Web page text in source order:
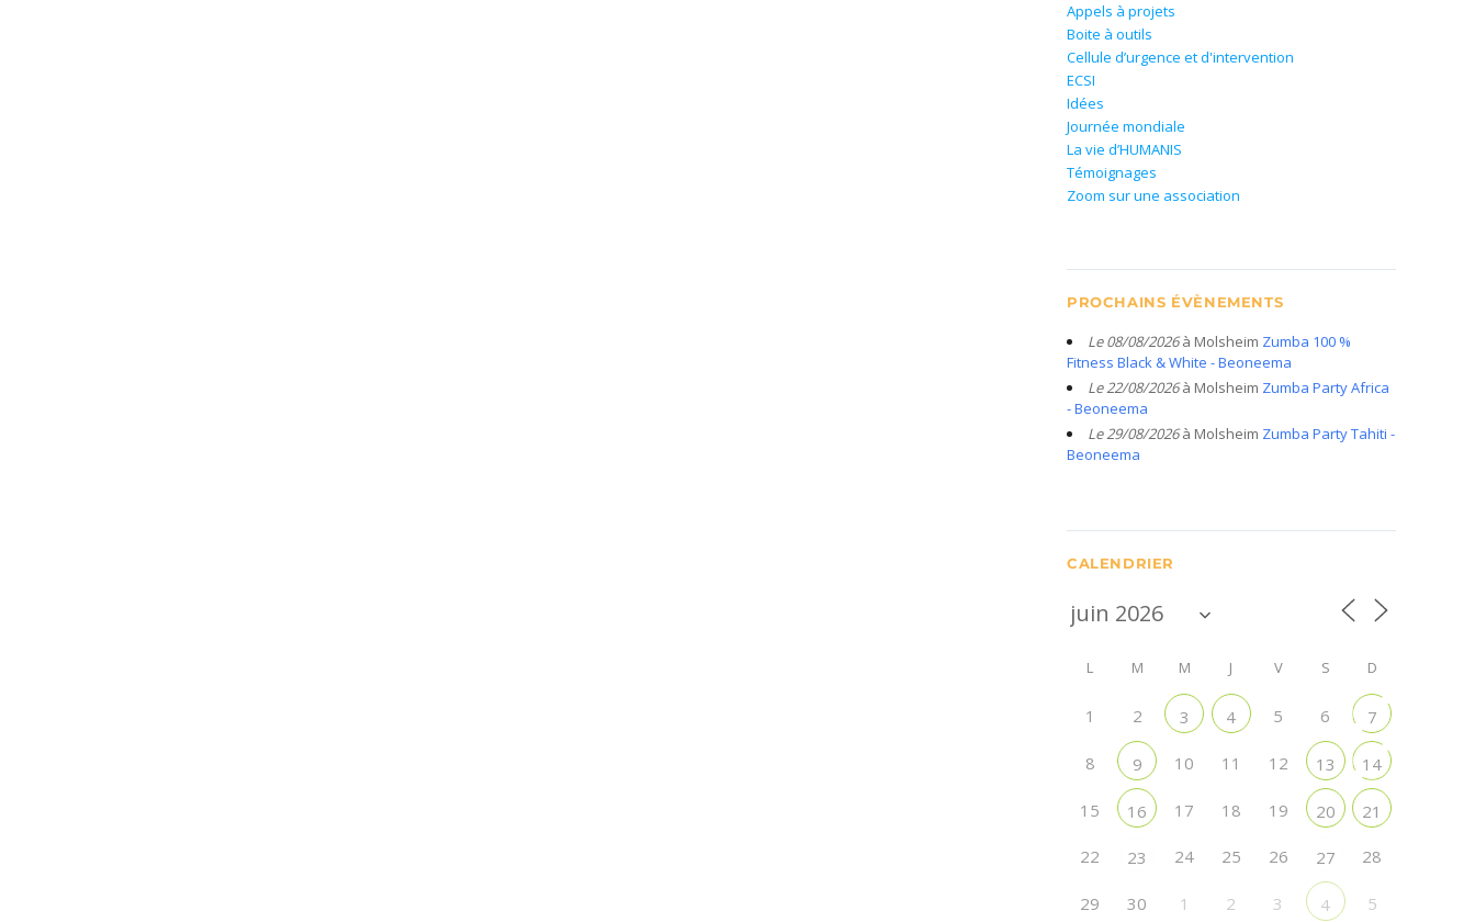
Appels à projets
Boite à outils
Cellule d’urgence et d'intervention
ECSI
Idées
Journée mondiale
La vie d’HUMANIS
Témoignages
Zoom sur une association
PROCHAINS ÉVÈNEMENTS
Le 08/08/2026à Molsheim Zumba 100 %
Fitness Black & White - Beoneema
Le 22/08/2026à Molsheim Zumba Party Africa
- Beoneema
Le 29/08/2026à Molsheim Zumba Party Tahiti -
Beoneema
CALENDRIER
L M M J V S D
1 2 3 4 5 6 7
8 9 10 11 12 13 14
15 16 17 18 19 20 21
22 23 24 25 26 27 28
29 30 1 2 3 4 5